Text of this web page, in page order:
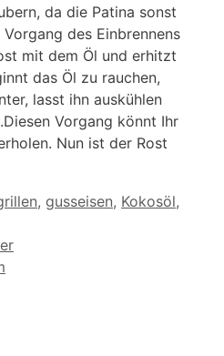
da die Patina sonst
des Einbrennens
mit dem Öl und erhitzt
das Öl zu rauchen,
lasst ihn auskühlen
Vorgang könnt Ihr
Nun ist der Rost
, gusseisen, Kokosöl,